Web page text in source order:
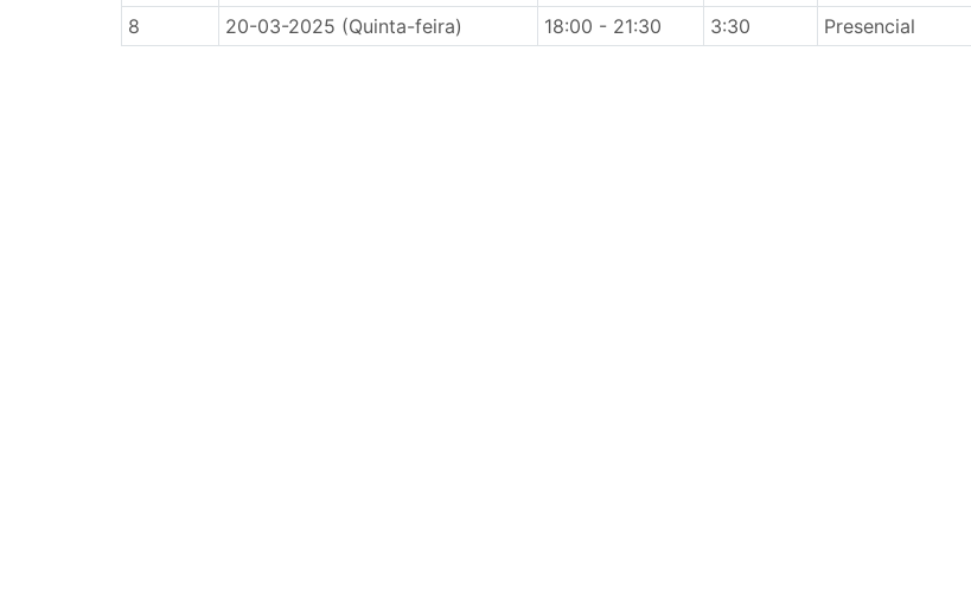
8
20-03-2025 (Quinta-feira) 18:00 - 21:30 3:30 Presencial